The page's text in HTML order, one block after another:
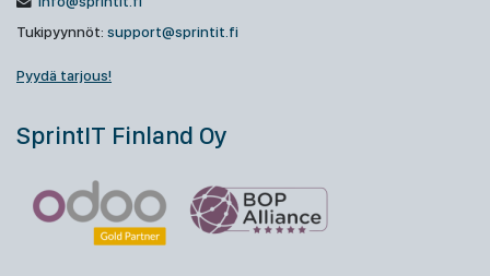
Tukipyynnöt: support@sprintit.fi
Pyydä tarjous!
SprintIT Finland Oy